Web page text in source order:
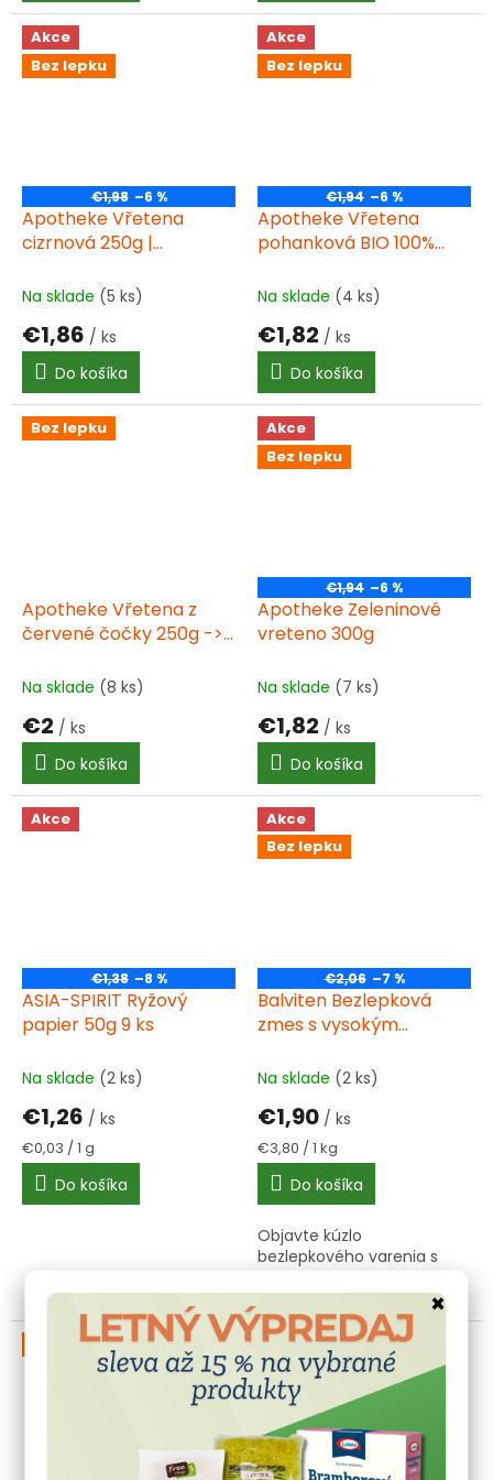
Akce
Bez lepku
€1,98 –6 %
Apotheke Vřetena
cizrnová 250g |
cícerová 250g
Na sklade (5 ks)
€1,86 / ks
Do košíka
Akce
Bez lepku
€1,94 –6 %
Apotheke Vřetena
pohanková BIO 100%
Na sklade (4 ks)
€1,82 / ks
Do košíka
Bez lepku
Apotheke Vřetena z
červené čočky 250g ->
červenej šošovice 250g
Na sklade (8 ks)
€2 / ks
Do košíka
Akce
Bez lepku
€1,94 –6 %
Apotheke Zeleninové
vreteno 300g
Na sklade (7 ks)
€1,82 / ks
Do košíka
Akce
€1,38 –8 %
ASIA-SPIRIT Ryžový
papier 50g 9 ks
Na sklade (2 ks)
€1,26 / ks
Jednotková
cena:
€0,03 / 1 g
Do košíka
Akce
Bez lepku
€2,06 –7 %
Balviten Bezlepková
zmes s vysokým
500 g bez lepku
Na sklade (2 ks)
€1,90 / ks
Jednotková
cena:
€3,80 / 1 kg
Do košíka
Objavte kúzlo
bezlepkového varenia s
zmesou, ktorá premení
vaše jedlá na chutné a
bezlepkové špeciality.
Bez lepku
Akce
Bez lepku
×